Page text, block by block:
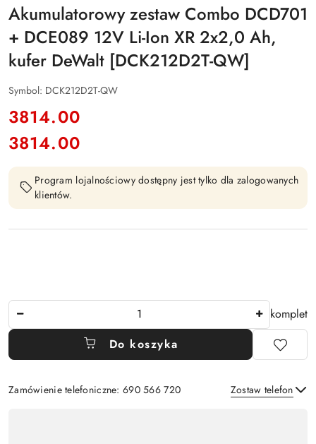
Akumulatorowy zestaw Combo DCD701
+ DCE089 12V Li-Ion XR 2x2,0 Ah,
kufer DeWalt [DCK212D2T-QW]
Symbol: DCK212D2T-QW
cena:
3814.00
Cena:
3814.00
Program lojalnościowy dostępny jest tylko dla zalogowanych
klientów.
komplet
Do koszyka
Zamówienie telefoniczne: 690 566 720 Zostaw telefon